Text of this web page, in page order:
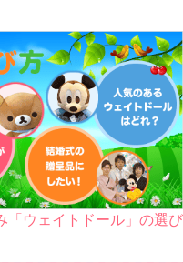
「ウェイトドール」の選び